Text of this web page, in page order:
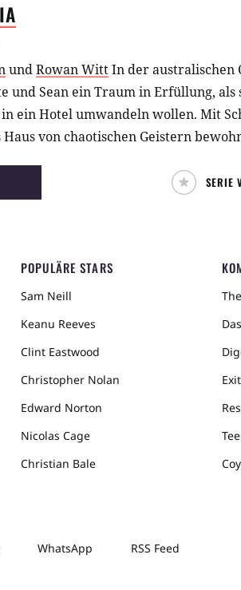
undRowan WittIn der australischen
und Sean ein Traum in Erfüllung, als
ein Hotel umwandeln wollen. Mit
Haus von chaotischen Geistern
SERIE
POPULÄRE STARS
Sam Neill
Keanu Reeves
Clint Eastwood
Christopher Nolan
Edward Norton
Nicolas Cage
Christian Bale
WhatsApp RSS Feed